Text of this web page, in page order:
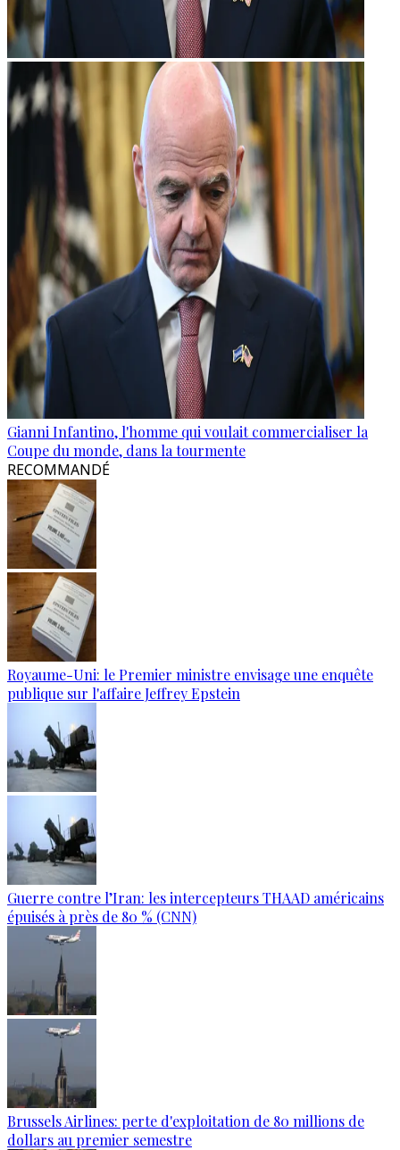
Gianni Infantino, l'homme qui voulait commercialiser la
Coupe du monde, dans la tourmente
RECOMMANDÉ
Royaume-Uni: le Premier ministre envisage une enquête
publique sur l'affaire Jeffrey Epstein
Guerre contre l’Iran: les intercepteurs THAAD américains
épuisés à près de 80 % (CNN)
Brussels Airlines: perte d'exploitation de 80 millions de
dollars au premier semestre